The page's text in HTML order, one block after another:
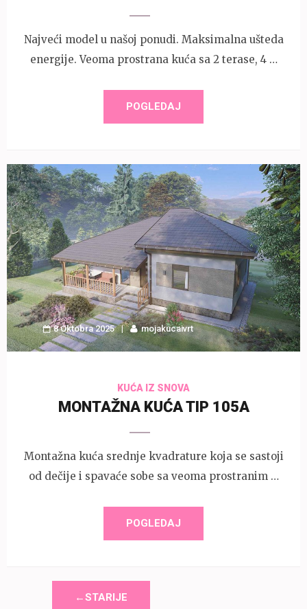
Najveći model u našoj ponudi. Maksimalna ušteda
energije. Veoma prostrana kuća sa 2 terase, 4 …
POGLEDAJ
8 Oktobra 2025 mojakucaivrt
KUĆA IZ SNOVA
MONTAŽNA KUĆA TIP 105A
Montažna kuća srednje kvadrature koja se sastoji
od dečije i spavaće sobe sa veoma prostranim …
POGLEDAJ
←STARIJE